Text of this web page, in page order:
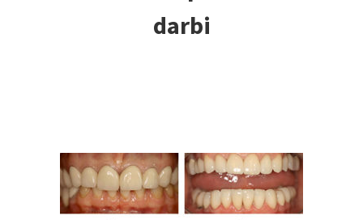
darbi